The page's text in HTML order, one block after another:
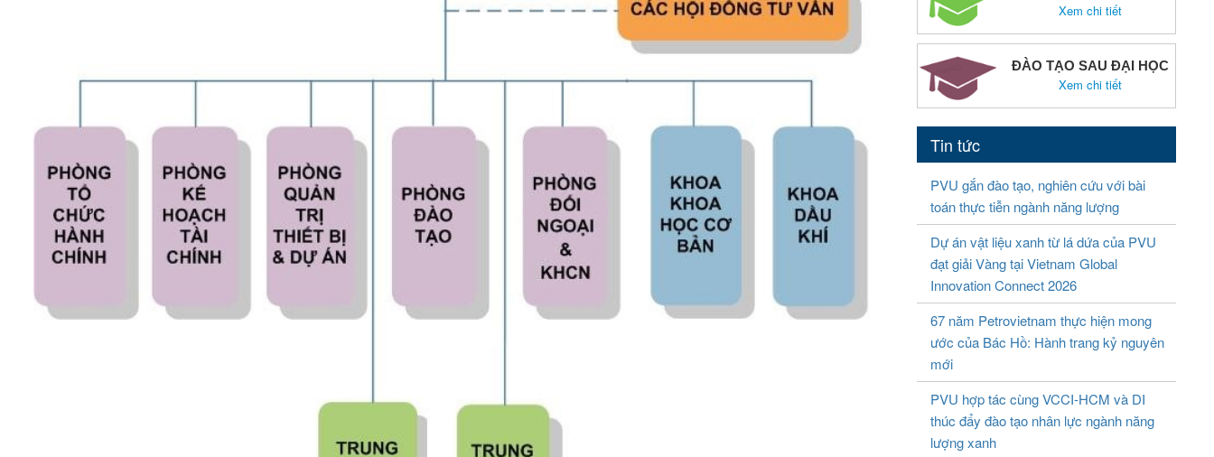
Xem chi tiết
ĐÀO TẠO SAU ĐẠI HỌC
Xem chi tiết
Tin tức
PVU gắn đào tạo, nghiên cứu với bài
toán thực tiễn ngành năng lượng
Dự án vật liệu xanh từ lá dứa của PVU
đạt giải Vàng tại Vietnam Global
Innovation Connect 2026
67 năm Petrovietnam thực hiện mong
ước của Bác Hồ: Hành trang kỷ nguyên
mới
PVU hợp tác cùng VCCI-HCM và DI
thúc đẩy đào tạo nhân lực ngành năng
lượng xanh